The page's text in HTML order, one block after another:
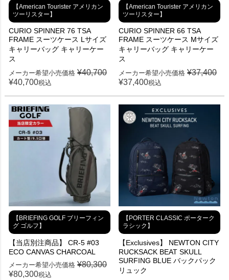
【American Tourister アメリカン
ツーリスター】
CURIO SPINNER 76 TSA
FRAME スーツケース Lサイズ
キャリーバッグ キャリーケー
ス
メーカー希望小売価格 ¥40,700
¥40,700税込
【American Tourister アメリカン
ツーリスター】
CURIO SPINNER 66 TSA
FRAME スーツケース Mサイズ
キャリーバッグ キャリーケー
ス
メーカー希望小売価格 ¥37,400
¥37,400税込
【BRIEFING GOLF ブリーフィン
グ ゴルフ】
【当店別注商品】 CR-5 #03
ECO CANVAS CHARCOAL
メーカー希望小売価格 ¥80,300
¥80,300税込
【PORTER CLASSIC ポーターク
ラシック】
【Exclusives】 NEWTON CITY
RUCKSACK BEAT SKULL
SURFING BLUE バックパック
リュック